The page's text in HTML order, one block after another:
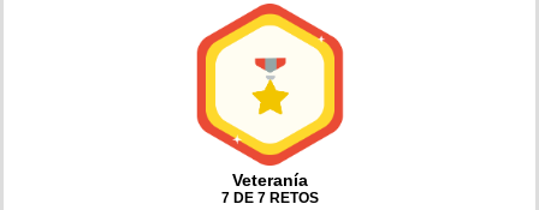
Veteranía
7 DE 7 RETOS